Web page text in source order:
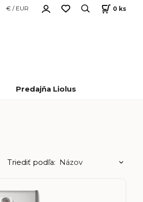
€ / EUR 0 ks
Predajňa Liolus
Triediť podľa: